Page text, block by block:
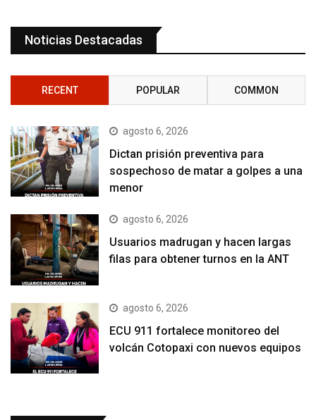
Noticias Destacadas
RECENT POPULAR COMMON
agosto 6, 2026
Dictan prisión preventiva para
sospechoso de matar a golpes a una
menor
agosto 6, 2026
Usuarios madrugan y hacen largas
filas para obtener turnos en la ANT
agosto 6, 2026
ECU 911 fortalece monitoreo del
volcán Cotopaxi con nuevos equipos